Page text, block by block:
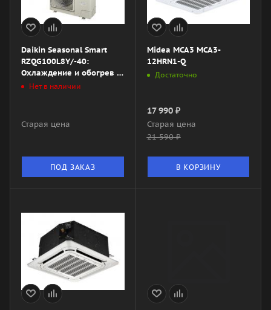
Daikin Seasonal Smart
RZQG100L8Y/-40:
Охлаждение и обогрев с
интеллектуальным
Нет в наличии
Старая цена
ПОД ЗАКАЗ
Midea MCA3 MCA3-
12HRN1-Q
Достаточно
17 990₽
Старая цена
21 590₽
В КОРЗИНУ